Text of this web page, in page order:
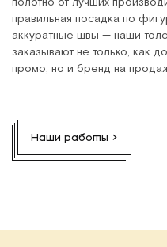
правильная посадка по
аккуратные швы — наши
заказывают не только, как
промо, но и бренд на
Наши работы >